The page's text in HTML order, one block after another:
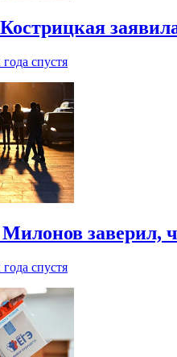
года спустя
заверил,
года спустя